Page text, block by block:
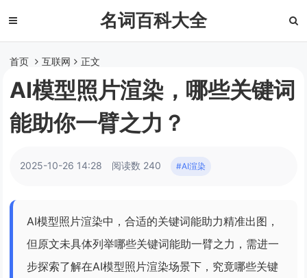
名词百科大全
首页 互联网 正文
AI模型照片渲染，哪些关键词
能助你一臂之力？
2025-10-26 14:28 阅读数 240 #AI渲染
AI模型照片渲染中，合适的关键词能助力精准出图，
但原文未具体列举哪些关键词能助一臂之力，需进一
步探索了解在AI模型照片渲染场景下，究竟哪些关键